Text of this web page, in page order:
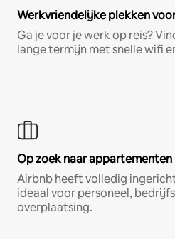
Werkvriendelijke plekken
Ga je voor je werk op reis?
lange termijn met snelle wifi
Op zoek naar
Airbnb heeft volledig
ideaal voor personeel,
overplaatsing.